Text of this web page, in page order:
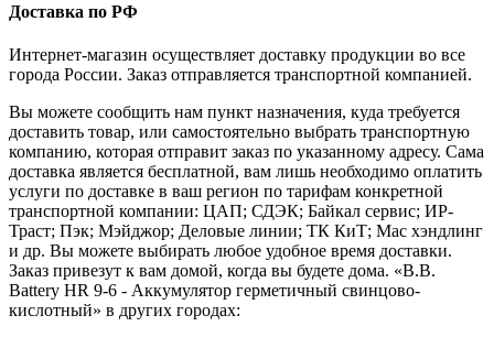
Доставка по РФ
Интернет-магазин осуществляет доставку продукции во все
города России. Заказ отправляется транспортной компанией.
Вы можете сообщить нам пункт назначения, куда требуется
доставить товар, или самостоятельно выбрать транспортную
компанию, которая отправит заказ по указанному адресу. Сама
доставка является бесплатной, вам лишь необходимо оплатить
услуги по доставке в ваш регион по тарифам конкретной
транспортной компании: ЦАП; СДЭК; Байкал сервис; ИР-
Траст; Пэк; Мэйджор; Деловые линии; ТК КиТ; Мас хэндлинг
и др. Вы можете выбирать любое удобное время доставки.
Заказ привезут к вам домой, когда вы будете дома. «B.B.
Battery HR 9-6 - Аккумулятор герметичный свинцово-
кислотный» в других городах: